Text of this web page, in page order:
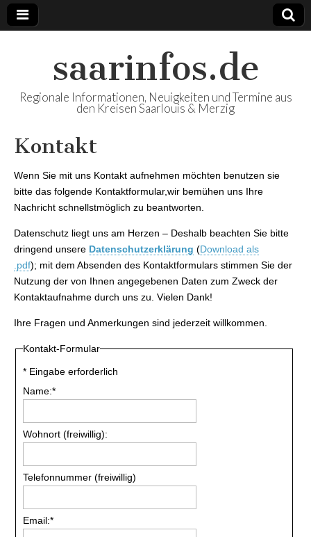
saarinfos.de
Regionale Informationen, Neuigkeiten und Termine aus
den Kreisen Saarlouis & Merzig
Kontakt
Wenn Sie mit uns Kontakt aufnehmen möchten benutzen sie
bitte das folgende Kontaktformular,wir bemühen uns Ihre
Nachricht schnellstmöglich zu beantworten.
Datenschutz liegt uns am Herzen – Deshalb beachten Sie bitte
dringend unsere Datenschutzerklärung (Download als
.pdf); mit dem Absenden des Kontaktformulars stimmen Sie der
Nutzung der von Ihnen angegebenen Daten zum Zweck der
Kontaktaufnahme durch uns zu. Vielen Dank!
Ihre Fragen und Anmerkungen sind jederzeit willkommen.
Kontakt-Formular
* Eingabe erforderlich
Name:*
Wohnort (freiwillig):
Telefonnummer (freiwillig)
Email:*